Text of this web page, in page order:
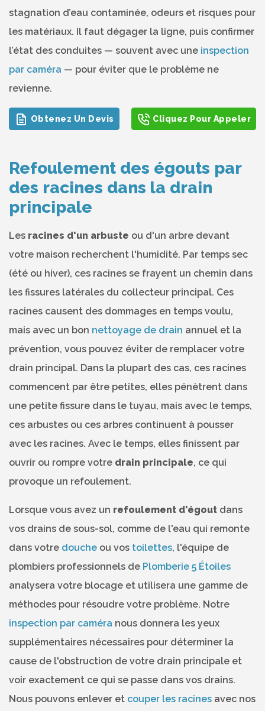
stagnation d’eau contaminée, odeurs et risques pour
les matériaux. Il faut dégager la ligne, puis confirmer
l’état des conduites — souvent avec une inspection
par caméra — pour éviter que le problème ne
revienne.
Obtenez Un Devis Cliquez Pour Appeler
Refoulement des égouts par
des racines dans la drain
principale
Les racines d'un arbuste ou d'un arbre devant
votre maison recherchent l'humidité. Par temps sec
(été ou hiver), ces racines se frayent un chemin dans
les fissures latérales du collecteur principal. Ces
racines causent des dommages en temps voulu,
mais avec un bon nettoyage de drain annuel et la
prévention, vous pouvez éviter de remplacer votre
drain principal. Dans la plupart des cas, ces racines
commencent par être petites, elles pénètrent dans
une petite fissure dans le tuyau, mais avec le temps,
ces arbustes ou ces arbres continuent à pousser
avec les racines. Avec le temps, elles finissent par
ouvrir ou rompre votre drain principale, ce qui
provoque un refoulement.
Lorsque vous avez un refoulement d'égout dans
vos drains de sous-sol, comme de l'eau qui remonte
dans votre douche ou vos toilettes, l'équipe de
plombiers professionnels de Plomberie 5 Étoiles
analysera votre blocage et utilisera une gamme de
méthodes pour résoudre votre problème. Notre
inspection par caméra nous donnera les yeux
supplémentaires nécessaires pour déterminer la
cause de l'obstruction de votre drain principale et
voir exactement ce qui se passe dans vos drains.
Nous pouvons enlever et couper les racines avec nos